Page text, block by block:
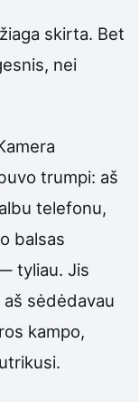
skirta. Bet
nei
trumpi: aš
telefonu,
balsas
tyliau. Jis
sėdėdavau
kampo,